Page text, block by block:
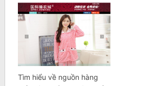
Tìm hiểu về nguồn hàng